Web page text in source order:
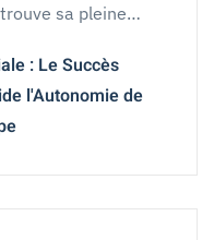
sa pleine…
: Le Succès
l'Autonomie de